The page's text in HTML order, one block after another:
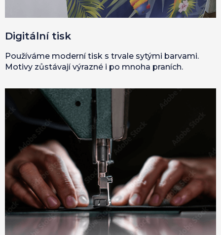
Digitální tisk
Používáme moderní tisk s trvale sytými barvami.
Motivy zůstávají výrazné i po mnoha praních.